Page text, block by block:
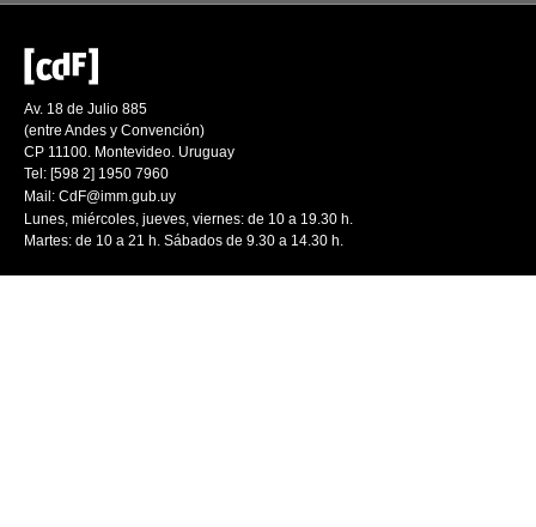
Av. 18 de Julio 885
(entre Andes y Convención)
CP 11100. Montevideo. Uruguay
Tel: [598 2] 1950 7960
Mail: CdF@imm.gub.uy
Lunes, miércoles, jueves, viernes: de 10 a 19.30 h.
Martes: de 10 a 21 h. Sábados de 9.30 a 14.30 h.